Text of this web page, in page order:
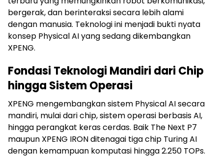
bergerak, dan berinteraksi secara lebih alami
dengan manusia. Teknologi ini menjadi bukti nyata
konsep Physical AI yang sedang dikembangkan
XPENG.
Fondasi Teknologi Mandiri dari Chip
hingga Sistem Operasi
XPENG mengembangkan sistem Physical AI secara
mandiri, mulai dari chip, sistem operasi berbasis AI,
hingga perangkat keras cerdas. Baik The Next P7
maupun XPENG IRON ditenagai tiga chip Turing AI
dengan kemampuan komputasi hingga 2.250 TOPs.